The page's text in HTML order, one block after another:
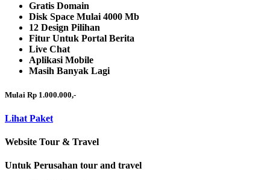
Gratis Domain
Disk Space Mulai 4000 Mb
12 Design Pilihan
Fitur Untuk Portal Berita
Live Chat
Aplikasi Mobile
Masih Banyak Lagi
Mulai Rp 1.000.000,-
Lihat Paket
Website Tour & Travel
Untuk Perusahan tour and travel